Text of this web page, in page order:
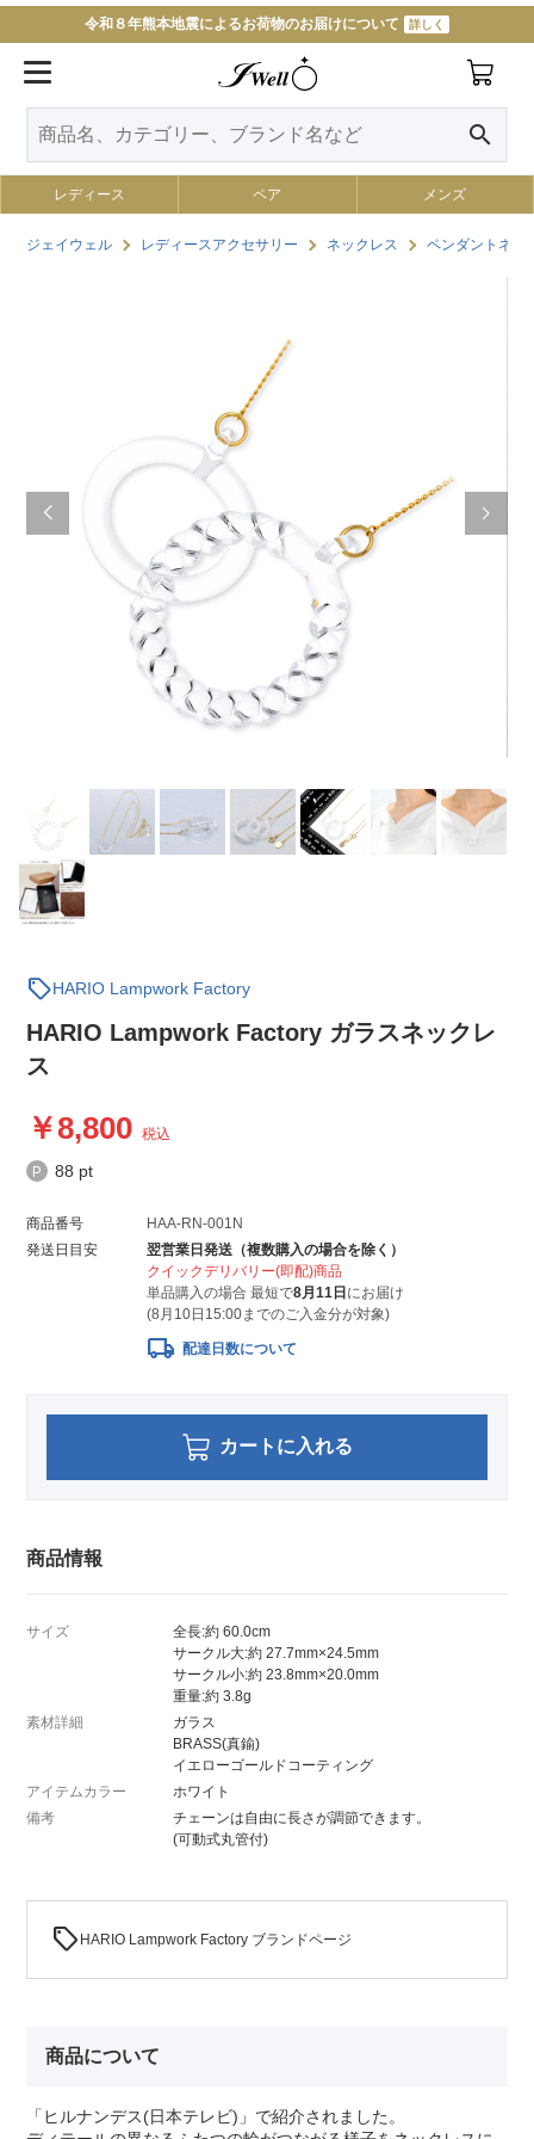
令和８年熊本地震によるお荷物のお届けについて 詳しく
11000円以上で送料無料 詳しく
search
レディース ペア メンズ
ジェイウェル レディースアクセサリー ネックレス ペンダントネッ
sellHARIO Lampwork Factory
HARIO Lampwork Factory ガラスネックレ
ス
8,800 税込
88 pt
商品番号
HAA-RN-001N
発送日目安
翌営業日発送（複数購入の場合を除く）
クイックデリバリー(即配)商品
単品購入の場合 最短で8月11日 にお届け
(8月10日15:00までのご入金分が対象)
local_shipping 配達日数について
カートに入れる
商品情報
サイズ
全長:約 60.0cm
サークル大:約 27.7mm×24.5mm
サークル小:約 23.8mm×20.0mm
重量:約 3.8g
素材詳細
ガラス
BRASS(真鍮)
イエローゴールドコーティング
アイテムカラー
ホワイト
備考
チェーンは自由に長さが調節できます。
(可動式丸管付)
sell HARIO Lampwork Factory ブランドページ
商品について
「ヒルナンデス(日本テレビ)」で紹介されました。